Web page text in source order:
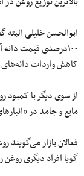
ابوالحسن خلیلی
کاهش واردات
از سوی دیگر با کمبود
مایع و جامد در
فعالان بازار می‌گویند
گویا افراد دیگری روغن